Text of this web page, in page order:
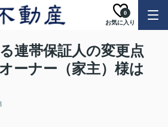
お気に入り
0
連帯保証人の変更点
ーナー（家主）様は